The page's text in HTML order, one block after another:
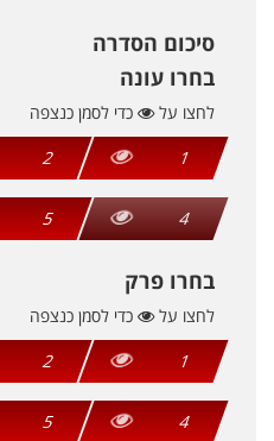
סיכום הסדרה
בחרו עונה
לחצו על
כדי לסמן כנצפה
1
2
4
5
בחרו פרק
לחצו על
כדי לסמן כנצפה
1
2
4
5